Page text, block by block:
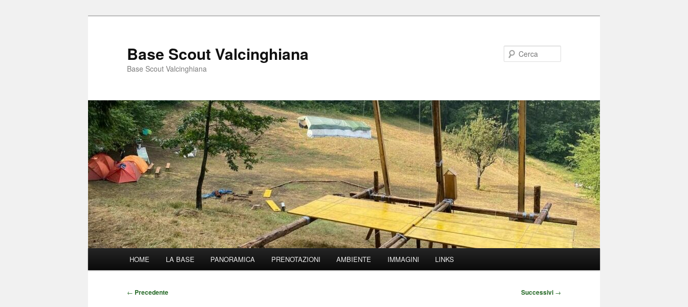
Base Scout Valcinghiana
Base Scout Valcinghiana
HOME LA BASE PANORAMICA PRENOTAZIONI AMBIENTE IMMAGINI LINKS
Navigazione
← Precedente Successivi →